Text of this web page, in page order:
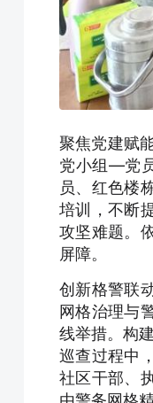
聚焦党建赋
党小组—党
员、红色楼
培训，不断
攻坚难题。
屏障。
创新格警联
网格治理与
线举措。构
巡查过程中
社区干部、